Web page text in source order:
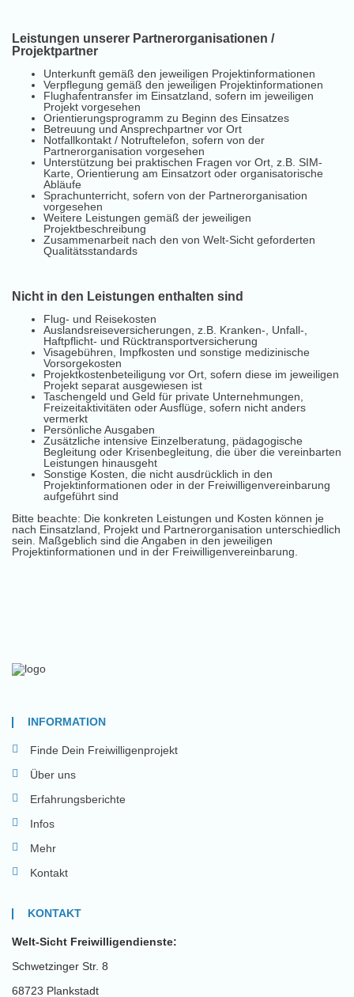
Leistungen unserer Partnerorganisationen /
Projektpartner
Unterkunft gemäß den jeweiligen Projektinformationen
Verpflegung gemäß den jeweiligen Projektinformationen
Flughafentransfer im Einsatzland, sofern im jeweiligen
Projekt vorgesehen
Orientierungsprogramm zu Beginn des Einsatzes
Betreuung und Ansprechpartner vor Ort
Notfallkontakt / Notruftelefon, sofern von der
Partnerorganisation vorgesehen
Unterstützung bei praktischen Fragen vor Ort, z.B. SIM-
Karte, Orientierung am Einsatzort oder organisatorische
Abläufe
Sprachunterricht, sofern von der Partnerorganisation
vorgesehen
Weitere Leistungen gemäß der jeweiligen
Projektbeschreibung
Zusammenarbeit nach den von Welt-Sicht geforderten
Qualitätsstandards
Nicht in den Leistungen enthalten sind
Flug- und Reisekosten
Auslandsreiseversicherungen, z.B. Kranken-, Unfall-,
Haftpflicht- und Rücktransportversicherung
Visagebühren, Impfkosten und sonstige medizinische
Vorsorgekosten
Projektkostenbeteiligung vor Ort, sofern diese im jeweiligen
Projekt separat ausgewiesen ist
Taschengeld und Geld für private Unternehmungen,
Freizeitaktivitäten oder Ausflüge, sofern nicht anders
vermerkt
Persönliche Ausgaben
Zusätzliche intensive Einzelberatung, pädagogische
Begleitung oder Krisenbegleitung, die über die vereinbarten
Leistungen hinausgeht
Sonstige Kosten, die nicht ausdrücklich in den
Projektinformationen oder in der Freiwilligenvereinbarung
aufgeführt sind
Bitte beachte: Die konkreten Leistungen und Kosten können je
nach Einsatzland, Projekt und Partnerorganisation unterschiedlich
sein. Maßgeblich sind die Angaben in den jeweiligen
Projektinformationen und in der Freiwilligenvereinbarung.
INFORMATION
Finde Dein Freiwilligenprojekt
Über uns
Erfahrungsberichte
Infos
Mehr
Kontakt
KONTAKT
Welt-Sicht Freiwilligendienste:
Schwetzinger Str. 8
68723 Plankstadt